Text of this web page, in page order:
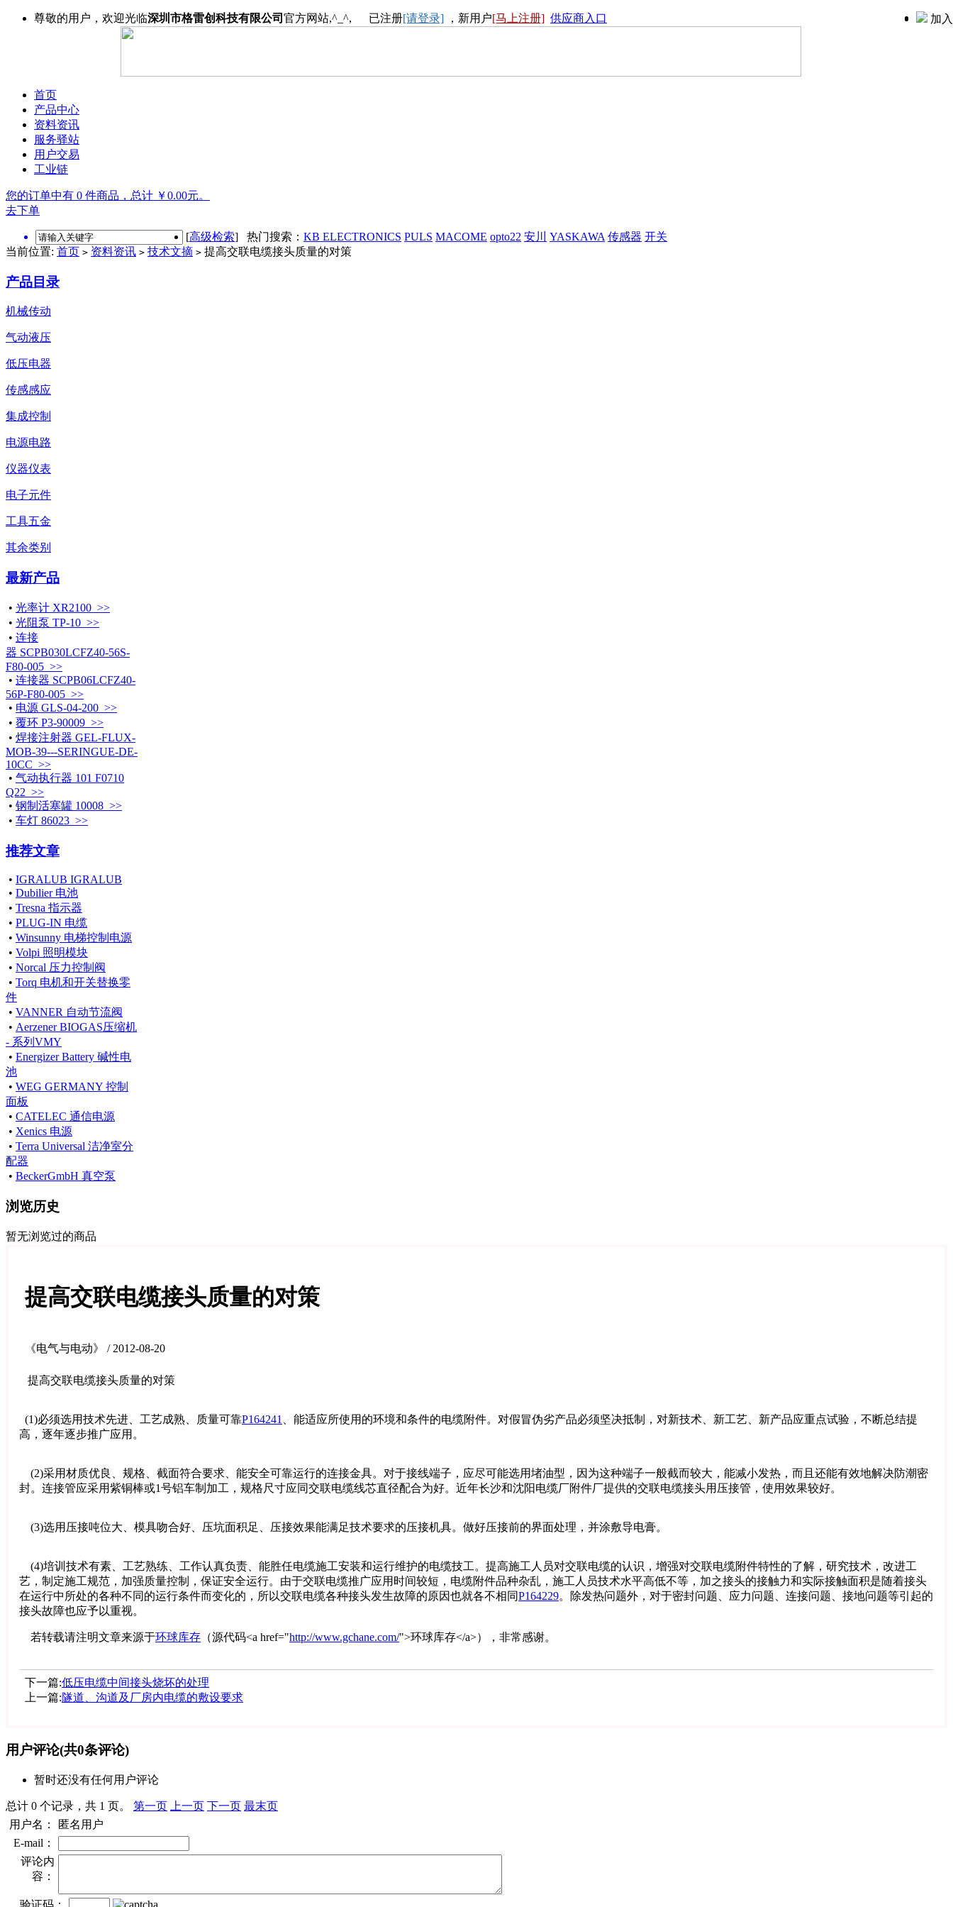
尊敬的用户，欢迎光临深圳市格雷创科技有限公司 官方网站,^_^, 已注册[请登录] ，新用户[马上注册] 供应商入口 加
首页
产品中心
资料资讯
服务驿站
用户交易
工业链
您的订单中有 0 件商品，总计 ￥0.00元。
去下单
[高级检索] 热门搜索： KB ELECTRONICS PULS MACOME opto22 安川 YASKAWA 传感器 开关
当前位置: 首页 > 资料资讯 > 技术文摘 > 提高交联电缆接头质量的对策
产品目录
机械传动
气动液压
低压电器
传感感应
集成控制
电源电路
仪器仪表
电子元件
工具五金
其余类别
最新产品
• 光率计 XR2100 >>
• 光阻泵 TP-10 >>
• 连接
器 SCPB030LCFZ40-56S-
F80-005 >>
• 连接器 SCPB06LCFZ40-
56P-F80-005 >>
• 电源 GLS-04-200 >>
• 覆环 P3-90009 >>
• 焊接注射器 GEL-FLUX-
MOB-39---SERINGUE-DE-
10CC >>
• 气动执行器 101 F0710
Q22 >>
• 钢制活塞罐 10008 >>
• 车灯 86023 >>
推荐文章
• IGRALUB IGRALUB
• Dubilier 电池
• Tresna 指示器
• PLUG-IN 电缆
• Winsunny 电梯控制电源
• Volpi 照明模块
• Norcal 压力控制阀
• Torq 电机和开关替换零
件
• VANNER 自动节流阀
• Aerzener BIOGAS压缩机
- 系列VMY
• Energizer Battery 碱性电
池
• WEG GERMANY 控制
面板
• CATELEC 通信电源
• Xenics 电源
• Terra Universal 洁净室分
配器
• BeckerGmbH 真空泵
浏览历史
暂无浏览过的商品
提高交联电缆接头质量的对策
《电气与电动》 / 2012-08-20
提高交联电缆接头质量的对策
(1)必须选用技术先进、工艺成熟、质量可靠P164241
、能适应所使用的环境和条件的电缆附件。对假冒伪劣产品必须坚决抵制，对新技术、新工艺、新产品应重点试验，不断总结提
高，逐年逐步推广应用。
(2)采用材质优良、规格、截面符合要求、能安全可靠运行的连接金具。对于接线端子，应尽可能选用堵油型，因为这种端子一般截而较大，能减小发热，而且还能有效地解决防潮密
封。连接管应采用紫铜棒或1号铝车制加工，规格尺寸应同交联电缆线芯直径配合为好。近年长沙和沈阳电缆厂附件厂提供的交联电缆接头用压接管，使用效果较好。
(3)选用压接吨位大、模具吻合好、压坑面积足、压接效果能满足技术要求的压接机具。做好压接前的界面处理，并涂敷导电膏。
(4)培训技术有素、工艺熟练、工作认真负责、能胜任电缆施工安装和运行维护的电缆技工。提高施工人员对交联电缆的认识，增强对交联电缆附件特性的了解，研究技术，改进工
艺，制定施工规范，加强质量控制，保证安全运行。由于交联电缆推广应用时间较短，电缆附件品种杂乱，施工人员技术水平高低不等，加之接头的接触力和实际接触面积是随着接头
在运行中所处的各种不同的运行条件而变化的，所以交联电缆各种接头发生故障的原因也就各不相同P164229。除发热问题外，对于密封问题、应力问题、连接问题、接地问题等引起的
接头故障也应予以重视。
若转载请注明文章来源于环球库存 （源代码<a href="http://www.gchane.com/">环球库存</a>），非常感谢。
下一篇:低压电缆中间接头烧坏的处理
上一篇:隧道、沟道及厂房内电缆的敷设要求
用户评论(共0条评论)
暂时还没有任何用户评论
总计 0 个记录，共 1 页。 第一页 上一页 下一页 最末页
用户名：
匿名用户
E-mail：
评论内
容：
验证码：